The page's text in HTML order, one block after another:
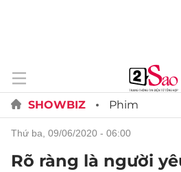
SHOWBIZ Phim
thứ ba, 09/06/2020 - 06:00
Rõ ràng là người